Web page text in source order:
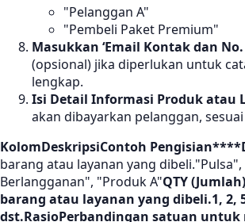
"Pelanggan A"
"Pembeli Paket Premium"
Masukkan ‘Email Kontak dan
(opsional) jika diperlukan untuk
lengkap.
Isi Detail Informasi Produk atau
akan dibayarkan pelanggan,
KolomDeskripsiContoh
barang atau layanan yang
Berlangganan", "Produk A"QTY (Jumlah)
barang atau layanan yang dibeli.1, 2,
dst.RasioPerbandingan satuan untuk